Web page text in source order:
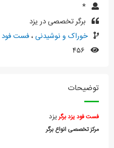
*
برگر تخصصی در یزد
خوراک و نوشیدنی،فست فود
توضیحات
فست فود یزد برگریزد
مرکز تخصصی انواع برگر